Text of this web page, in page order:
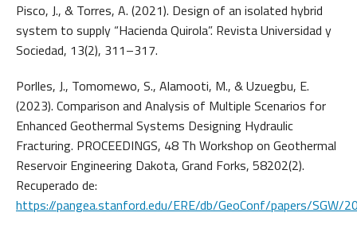
Pisco, J., & Torres, A. (2021). Design of an isolated hybrid
system to supply “Hacienda Quirola”. Revista Universidad y
Sociedad, 13(2), 311–317.
Porlles, J., Tomomewo, S., Alamooti, M., & Uzuegbu, E.
(2023). Comparison and Analysis of Multiple Scenarios for
Enhanced Geothermal Systems Designing Hydraulic
Fracturing. PROCEEDINGS, 48 Th Workshop on Geothermal
Reservoir Engineering Dakota, Grand Forks, 58202(2).
Recuperado de:
https://pangea.stanford.edu/ERE/db/GeoConf/papers/SGW/